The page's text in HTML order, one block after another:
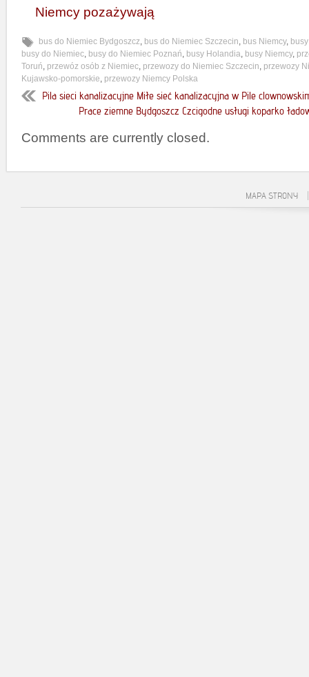
Niemcy pozażywają
bus do Niemiec Bydgoszcz, bus do Niemiec Szczecin, bus Niemcy,
busy do Niemiec, busy do Niemiec Poznań, busy Holandia, busy Niemcy,
Toruń, przewóz osób z Niemiec, przewozy do Niemiec Szczecin, przewozy
Kujawsko-pomorskie, przewozy Niemcy Polska
Pila sieci kanalizacyjne Miłe sieć kanalizacyjna w Pile
Prace ziemne Bydgoszcz Czcigodne usługi koparko
Comments are currently closed.
MAPA STRONY